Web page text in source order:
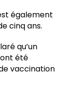
également
cinq ans.
qu’un
été
vaccination